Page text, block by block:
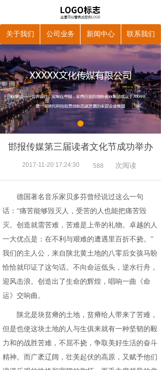
关于我们 公司业务 新闻中心 联系我们
邯报传媒第三届读者文化节成功举办
2017-11-20 17:24:30 588 次阅读
德国著名音乐家贝多芬曾经说过这么一句
话：“痛苦能够毁灭人，受苦的人也能把痛苦毁
灭。创造就需苦难，苦难是上帝的礼物。卓越的人
一大优点是：在不利与艰难的遭遇里百折不挠。”
我们的主人公，来自陕北黄土地的八零后女孩马盼
恰恰就印证了这句话。不向命运低头，逆水行舟，
迎风击浪。创造出了生命的辉煌，唱响一曲《命
运》交响曲。
陕北是块贫瘠的土地，贫瘠给人带来了苦难，
但是也使这块土地的人与生俱来就有一种坚韧的毅
力和的战胜苦难，不屈不挠，争取美好生活的奋斗
精神。而广袤辽阔，壮美起伏的高原，又赋予他们